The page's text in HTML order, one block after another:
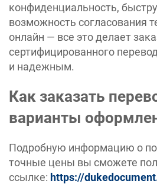
конфиденциальность,
возможность согласования
онлайн — все это делает
сертифицированного
и надежным.
Как заказать
варианты
Подробную информацию о
точные цены вы сможете
ссылке: https://